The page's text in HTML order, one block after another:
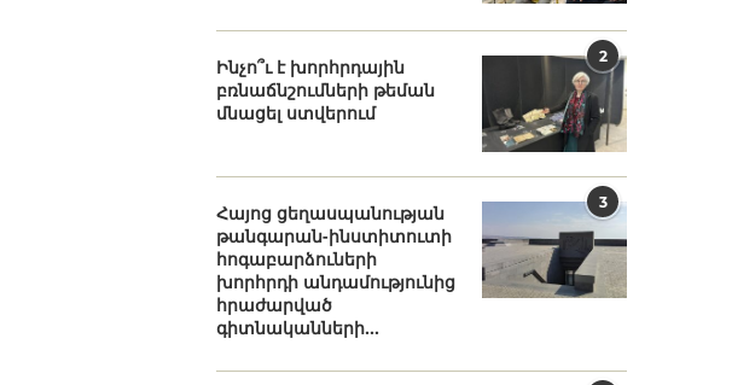
2
Ինչո՞ւ է խորհրդային
բռնաճնշումների թեման
մնացել ստվերում
3
Հայոց ցեղասպանության
թանգարան-ինստիտուտի
հոգաբարձուների
խորհրդի անդամությունից
հրաժարված
գիտնականների...